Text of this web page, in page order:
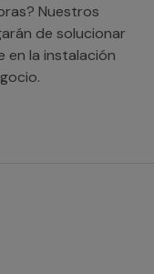
Nuestros
de solucionar
en la instalación